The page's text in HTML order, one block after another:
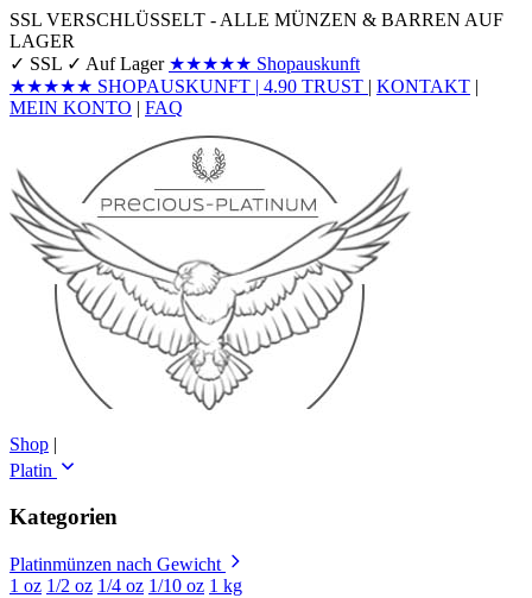
SSL VERSCHLÜSSELT - ALLE MÜNZEN & BARREN AUF
LAGER
✓ SSL ✓ Auf Lager ★★★★★ Shopauskunft
★★★★★ SHOPAUSKUNFT | 4.90 TRUST | KONTAKT |
MEIN KONTO | FAQ
Shop |
Platin
Kategorien
Platinmünzen nach Gewicht
1 oz 1/2 oz 1/4 oz 1/10 oz 1 kg